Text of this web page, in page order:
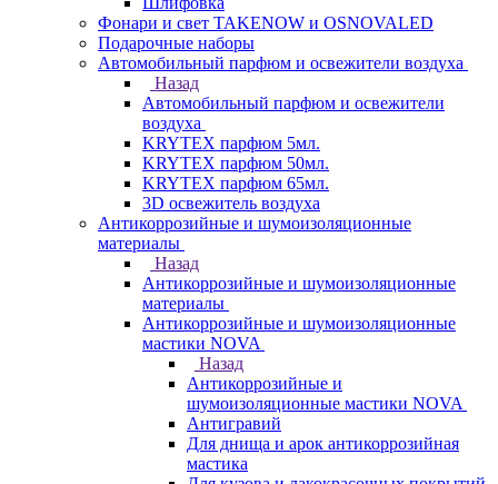
Фонари и свет TAKENOW и OSNOVALED
Подарочные наборы
Автомобильный парфюм и освежители воздуха
Назад
Автомобильный парфюм и освежители
воздуха
KRYTEX парфюм 5мл.
KRYTEX парфюм 50мл.
KRYTEX парфюм 65мл.
3D освежитель воздуха
Антикоррозийные и шумоизоляционные
материалы
Назад
Антикоррозийные и шумоизоляционные
материалы
Антикоррозийные и шумоизоляционные
мастики NOVA
Назад
Антикоррозийные и
шумоизоляционные мастики NOVA
Антигравий
Для днища и арок антикоррозийная
мастика